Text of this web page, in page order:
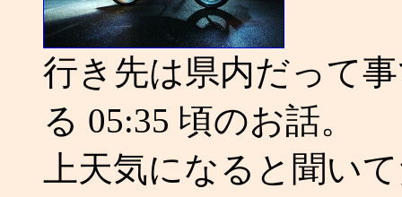
行き先は県内だって
る 05:35 頃のお話。
上天気になると聞い